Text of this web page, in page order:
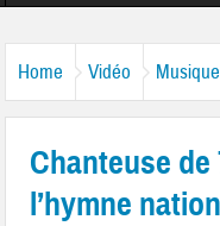
Home Vidéo Musique
Chanteuse
l’hymne